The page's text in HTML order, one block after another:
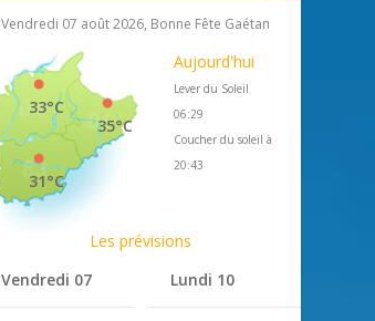
Vendredi 07 août 2026, Bonne Fête Gaétan
35°C
33°C
31°C
Aujourd'hui
Lever du Soleil
06:29
Coucher du soleil à
20:43
Les prévisions
Vendredi 07
Lundi 10